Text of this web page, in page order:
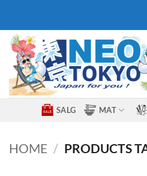
content
SALG MAT
HOME / PRODUCTS